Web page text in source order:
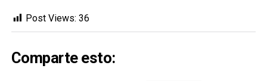
Post Views: 36
Comparte esto: